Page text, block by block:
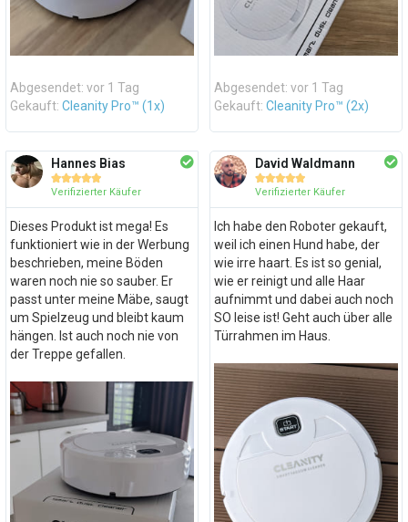
Abgesendet: vor 1 Tag
Gekauft: Cleanity Pro™ (1x)
Hannes Bias

Verifizierter Käufer
Dieses Produkt ist mega! Es
funktioniert wie in der Werbung
beschrieben, meine Böden
waren noch nie so sauber. Er
passt unter meine Mäbe, saugt
um Spielzeug und bleibt kaum
hängen. Ist auch noch nie von
der Treppe gefallen.
Abgesendet: vor 1 Tag
Gekauft: Cleanity Pro™ (2x)
David Waldmann

Verifizierter Käufer
Ich habe den Roboter gekauft,
weil ich einen Hund habe, der
wie irre haart. Es ist so genial,
wie er reinigt und alle Haar
aufnimmt und dabei auch noch
SO leise ist! Geht auch über alle
Türrahmen im Haus.